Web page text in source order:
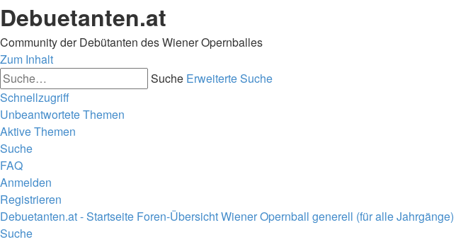
Debuetanten.at
Community der Debütanten des Wiener Opernballes
Zum Inhalt
Suche Erweiterte Suche
Schnellzugriff
Unbeantwortete Themen
Aktive Themen
Suche
FAQ
Anmelden
Registrieren
Debuetanten.at - Startseite Foren-ÜbersichtWiener Opernball generell (für alle Jahrgänge)
Suche